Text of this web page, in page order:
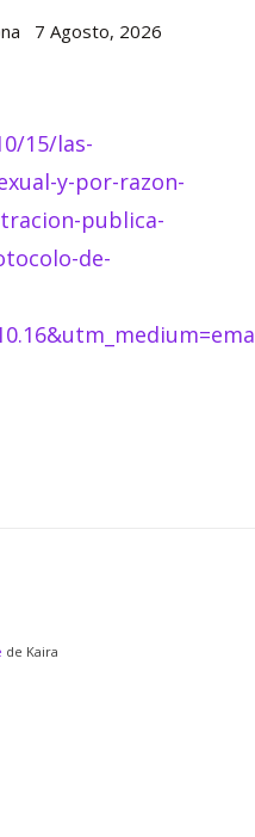
7 Agosto, 2026
15/las-
y-por-razon-
publica-
de-
de Kaira